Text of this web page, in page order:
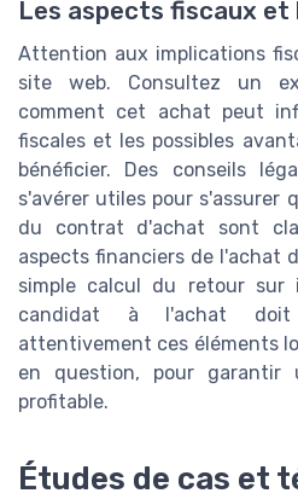
Les aspects fiscaux et
Attention aux implications
site web. Consultez un
comment cet achat peut
fiscales et les possibles
bénéficier. Des conseils
s'avérer utiles pour s'assurer
du contrat d'achat sont
aspects financiers de l'achat
simple calcul du retour sur
candidat à l'achat
attentivement ces éléments
en question, pour garantir
profitable.
Études de cas et